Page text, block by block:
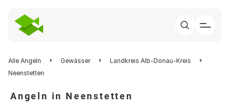
Alle Angeln Gewässer
Landkreis Alb-Donau-Kreis
Neenstetten
Angeln in Neenstetten